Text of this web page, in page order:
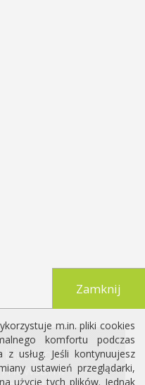
bieżąco z
newsami
m.in. pliki cookies
komfortu podczas
usług. Jeśli kontynuujesz
ustawień przeglądarki,
użycie tych plików. Jednak
Zamknij